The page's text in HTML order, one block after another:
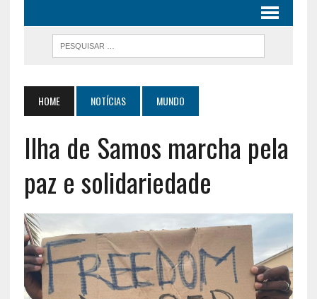
HOME NOTÍCIAS MUNDO
Ilha de Samos marcha pela
paz e solidariedade